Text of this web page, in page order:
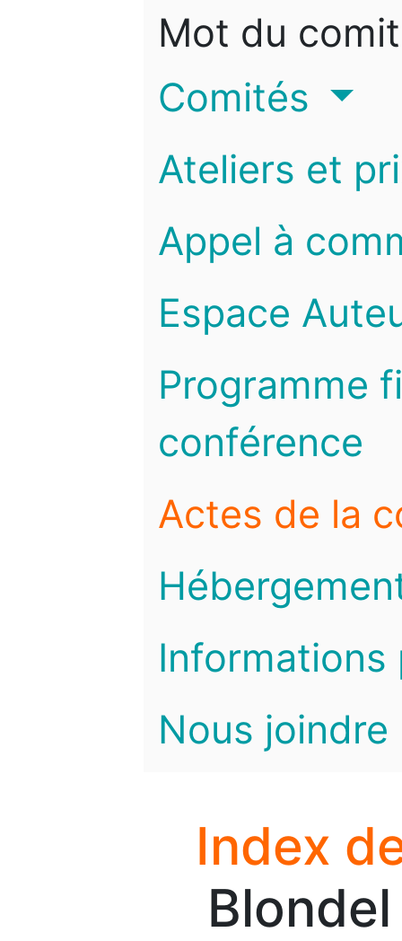
Mot du
Comités
Ateliers et
Appel à
Espace
Programme
conférence
Actes de la
Informations
Nous joindre
Index